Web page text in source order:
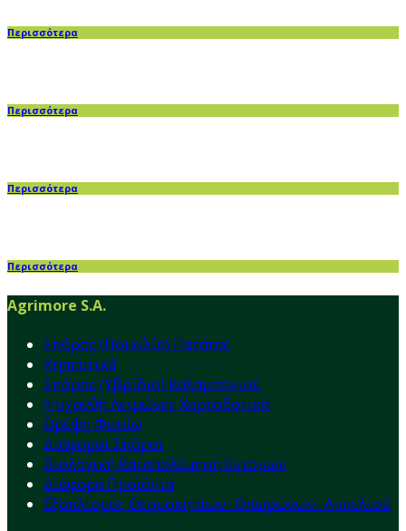
Περισσότερα
Περισσότερα
Περισσότερα
Περισσότερα
Agrimore S.A.
Σπόρος (Ποικιλία) Πατάτας
Κηπευτικά
Σπόρος (Υβρίδιο) Καλαμποκιού
Ψυχανθή Λειμώνες Χορτοδοτικά
Θρέψη Φυτών
Διάφοροι Σπόροι
Βιολογική Καταπολέμηση Εντόμων
Διάφορα Προϊόντα
Εξοπλισμός Θερμοκηπίων- Οπωρώνων- Αμπελιού